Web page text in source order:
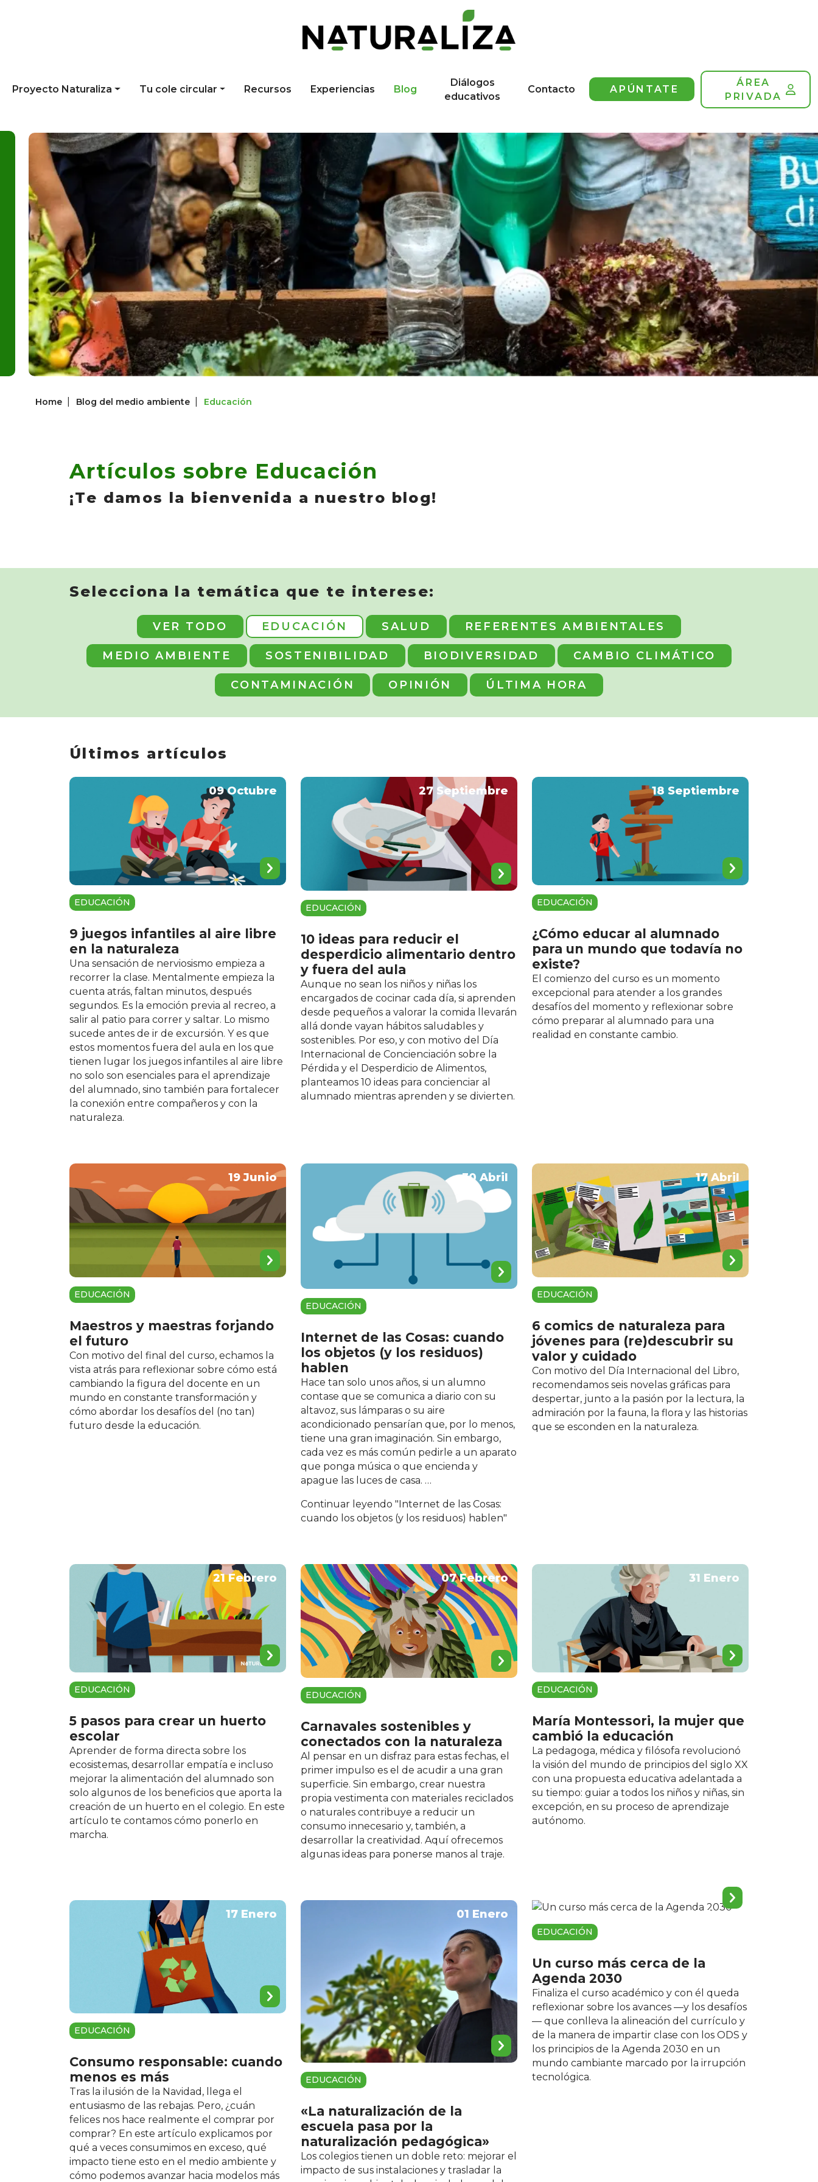
Proyecto Naturaliza Tu cole circular Recursos Experiencias Blog
Diálogos
educativos
Contacto APÚNTATE
ÁREA
PRIVADA
Home Blog del medio ambiente Educación
Artículos sobre Educación
¡Te damos la bienvenida a nuestro blog!
Selecciona la temática que te interese:
VER TODO EDUCACIÓN SALUD REFERENTES AMBIENTALES
MEDIO AMBIENTE SOSTENIBILIDAD BIODIVERSIDAD CAMBIO CLIMÁTICO
CONTAMINACIÓN OPINIÓN ÚLTIMA HORA
Últimos artículos
09 Octubre
EDUCACIÓN
9 juegos infantiles al aire libre
en la naturaleza
Una sensación de nerviosismo empieza a
recorrer la clase. Mentalmente empieza la
cuenta atrás, faltan minutos, después
segundos. Es la emoción previa al recreo, a
salir al patio para correr y saltar. Lo mismo
sucede antes de ir de excursión. Y es que
estos momentos fuera del aula en los que
tienen lugar los juegos infantiles al aire libre
no solo son esenciales para el aprendizaje
del alumnado, sino también para fortalecer
la conexión entre compañeros y con la
naturaleza.
27 Septiembre
EDUCACIÓN
10 ideas para reducir el
desperdicio alimentario dentro
y fuera del aula
Aunque no sean los niños y niñas los
encargados de cocinar cada día, si aprenden
desde pequeños a valorar la comida llevarán
allá donde vayan hábitos saludables y
sostenibles. Por eso, y con motivo del Día
Internacional de Concienciación sobre la
Pérdida y el Desperdicio de Alimentos,
planteamos 10 ideas para concienciar al
alumnado mientras aprenden y se divierten.
18 Septiembre
EDUCACIÓN
¿Cómo educar al alumnado
para un mundo que todavía no
existe?
El comienzo del curso es un momento
excepcional para atender a los grandes
desafíos del momento y reflexionar sobre
cómo preparar al alumnado para una
realidad en constante cambio.
19 Junio
EDUCACIÓN
Maestros y maestras forjando
el futuro
Con motivo del final del curso, echamos la
vista atrás para reflexionar sobre cómo está
cambiando la figura del docente en un
mundo en constante transformación y
cómo abordar los desafíos del (no tan)
futuro desde la educación.
30 Abril
EDUCACIÓN
Internet de las Cosas: cuando
los objetos (y los residuos)
hablen
Hace tan solo unos años, si un alumno
contase que se comunica a diario con su
altavoz, sus lámparas o su aire
acondicionado pensarían que, por lo menos,
tiene una gran imaginación. Sin embargo,
cada vez es más común pedirle a un aparato
que ponga música o que encienda y
apague las luces de casa. …
Continuar leyendo "Internet de las Cosas:
cuando los objetos (y los residuos) hablen"
17 Abril
EDUCACIÓN
6 comics de naturaleza para
jóvenes para (re)descubrir su
valor y cuidado
Con motivo del Día Internacional del Libro,
recomendamos seis novelas gráficas para
despertar, junto a la pasión por la lectura, la
admiración por la fauna, la flora y las historias
que se esconden en la naturaleza.
21 Febrero
EDUCACIÓN
5 pasos para crear un huerto
escolar
Aprender de forma directa sobre los
ecosistemas, desarrollar empatía e incluso
mejorar la alimentación del alumnado son
solo algunos de los beneficios que aporta la
creación de un huerto en el colegio. En este
artículo te contamos cómo ponerlo en
marcha.
07 Febrero
EDUCACIÓN
Carnavales sostenibles y
conectados con la naturaleza
Al pensar en un disfraz para estas fechas, el
primer impulso es el de acudir a una gran
superficie. Sin embargo, crear nuestra
propia vestimenta con materiales reciclados
o naturales contribuye a reducir un
consumo innecesario y, también, a
desarrollar la creatividad. Aquí ofrecemos
algunas ideas para ponerse manos al traje.
31 Enero
EDUCACIÓN
María Montessori, la mujer que
cambió la educación
La pedagoga, médica y filósofa revolucionó
la visión del mundo de principios del siglo XX
con una propuesta educativa adelantada a
su tiempo: guiar a todos los niños y niñas, sin
excepción, en su proceso de aprendizaje
autónomo.
17 Enero
EDUCACIÓN
Consumo responsable: cuando
menos es más
Tras la ilusión de la Navidad, llega el
entusiasmo de las rebajas. Pero, ¿cuán
felices nos hace realmente el comprar por
comprar? En este artículo explicamos por
qué a veces consumimos en exceso, qué
impacto tiene esto en el medio ambiente y
cómo podemos avanzar hacia modelos más
01 Enero
EDUCACIÓN
«La naturalización de la
escuela pasa por la
naturalización pedagógica»
Los colegios tienen un doble reto: mejorar el
impacto de sus instalaciones y trasladar la
01 Enero
EDUCACIÓN
Un curso más cerca de la
Agenda 2030
Finaliza el curso académico y con él queda
reflexionar sobre los avances —y los desafíos
— que conlleva la alineación del currículo y
de la manera de impartir clase con los ODS y
los principios de la Agenda 2030 en un
mundo cambiante marcado por la irrupción
tecnológica.